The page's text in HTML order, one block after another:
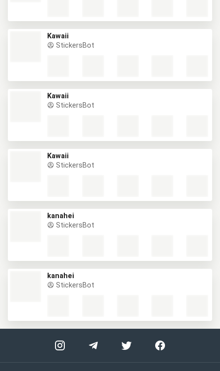
Kawaii
StickersBot
Kawaii
StickersBot
Kawaii
StickersBot
kanahei
StickersBot
kanahei
StickersBot